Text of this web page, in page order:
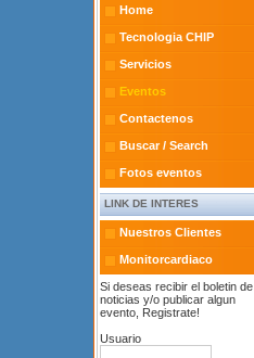
Home
Tecnologia CHIP
Servicios
Eventos
Contactenos
Buscar / Search
Fotos eventos
LINK DE INTERES
Nuestros Clientes
Monitorcardiaco
Si deseas recibir el boletin de
noticias y/o publicar algun
evento, Registrate!
Usuario